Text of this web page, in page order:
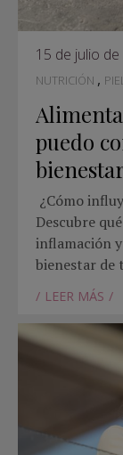
15 de julio
NUTRICIÓN ,
puedo
¿Cómo
Descubre
inflamación
bienestar de
LEER MÁS